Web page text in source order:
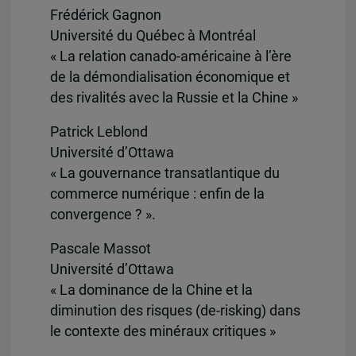
Frédérick Gagnon
Université du Québec à Montréal
« La relation canado-américaine à l’ère
de la démondialisation économique et
des rivalités avec la Russie et la Chine »
Patrick Leblond
Université d’Ottawa
« La gouvernance transatlantique du
commerce numérique : enfin de la
convergence ? ».
Pascale Massot
Université d’Ottawa
« La dominance de la Chine et la
diminution des risques (de-risking) dans
le contexte des minéraux critiques »